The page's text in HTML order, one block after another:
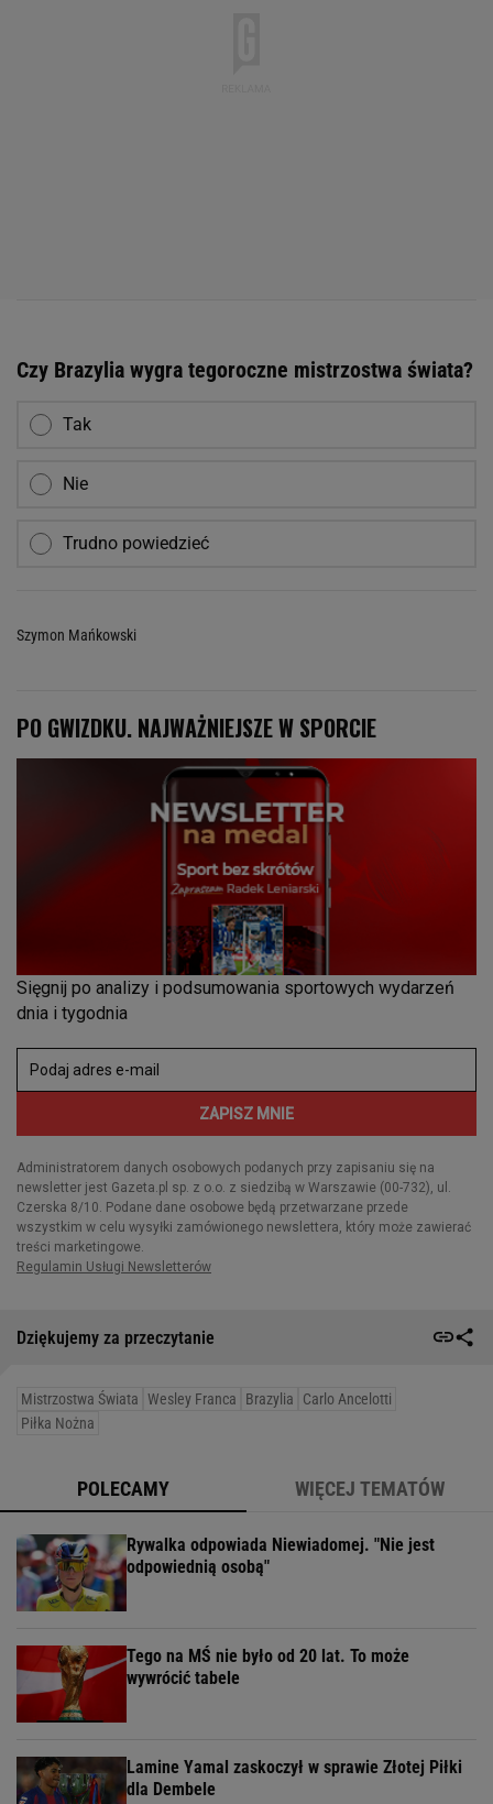
Czy Brazylia wygra tegoroczne mistrzostwa świata?
Tak
Nie
Trudno powiedzieć
Szymon Mańkowski
Dziękujemy za przeczytanie
Mistrzostwa Świata Wesley Franca Brazylia
Carlo Ancelotti
Piłka Nożna
POLECAMY WIĘCEJ TEMATÓW
Rywalka odpowiada Niewiadomej. "Nie jest
odpowiednią osobą"
Tego na MŚ nie było od 20 lat. To może
wywrócić tabele
Lamine Yamal zaskoczył w sprawie Złotej Piłki
dla Dembele